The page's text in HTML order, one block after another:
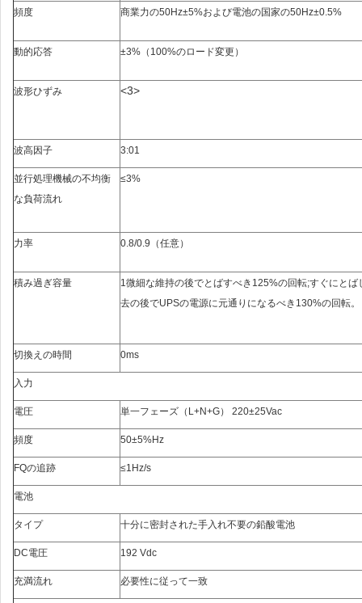
頻度 商業力の50Hz±5%および電池の国家の50Hz±0.5%
動的応答 ±3% （ 100%のロード変更 ）
波形ひずみ <3>
波高因子 3:01
並行処理機械の不均衡
な負荷流れ
≤3%
力率 0.8/0.9 （任意）
積み過ぎ容量
1微細な維持の後でとばすべき125%の回転;すぐにと
去の後でUPSの電源に元通りになるべき130%の回転。
切換えの時間 0ms
入力
電圧 単一フェーズ （ L+N+G） 220±25Vac
頻度 50±5%Hz
FQの追跡 ≤1Hz/s
電池
タイプ 十分に密封された手入れ不要の鉛酸電池
DC電圧 192 Vdc
充満流れ 必要性に従って一致